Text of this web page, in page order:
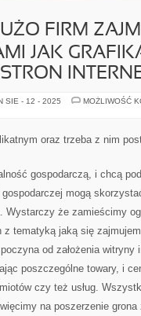
FIRM
JAK
SIE - 12 - 2025
MOŻLIWOŚĆ
oraz trzeba z nim
gospodarczą, i chcą
mogą
Wystarczy że zamieścimy
z tematyką jaką się
od założenia witryny
poszczególne towary, i
czy też usług.
na poszerzenie